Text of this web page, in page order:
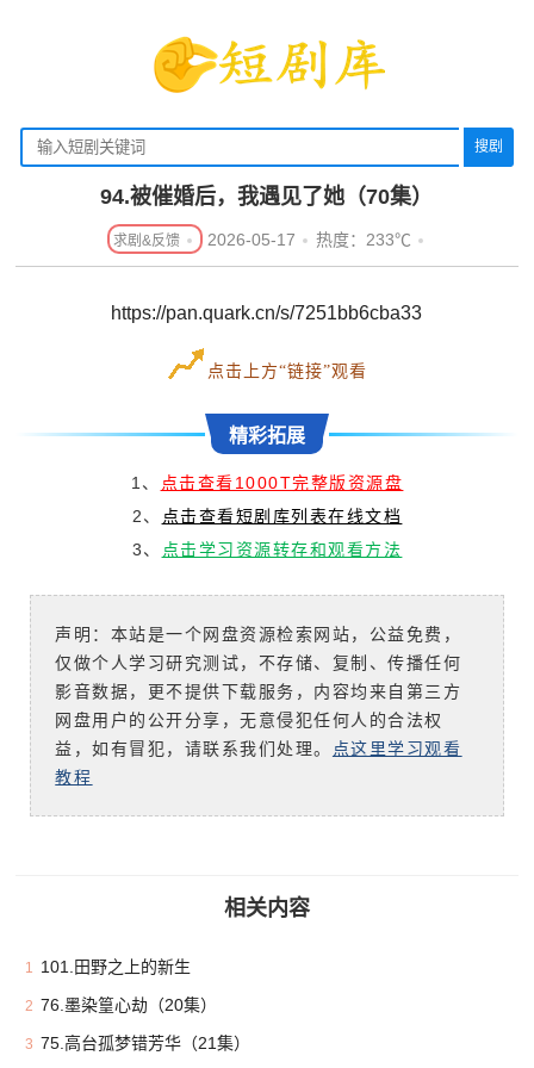
搜剧
94.被催婚后，我遇见了她（70集）
2026-05-17 热度：233℃
https://pan.quark.cn/s/7251bb6cba33
点击上方“链接”观看
精彩拓展
1、 点击查看1000T完整版资源盘
2、 点击查看短剧库列表在线文档
3、 点击学习资源转存和观看方法
声明：本站是一个网盘资源检索网站，公益免费，
仅做个人学习研究测试，不存储、复制、传播任何
影音数据，更不提供下载服务，内容均来自第三方
网盘用户的公开分享，无意侵犯任何人的合法权
益，如有冒犯，请联系我们处理。 点这里学习观看
教程
相关内容
1 101.田野之上的新生
2 76.墨染篁心劫（20集）
3 75.高台孤梦错芳华（21集）